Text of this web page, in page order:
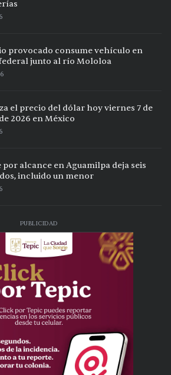
provocado consume vehículo en
junto al río Mololoa
el precio del dólar hoy viernes 7 de
2026 en México
por alcance en Aguamilpa deja seis
incluido un menor
PUBLICIDAD